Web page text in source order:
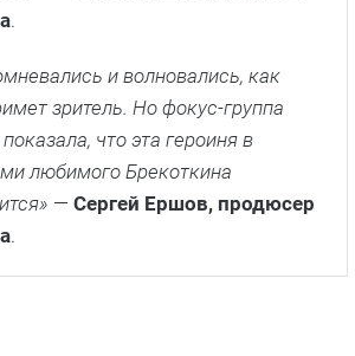
.
и волновались, как
зритель. Но фокус-группа
что эта героиня в
любимого Брекоткина
— Сергей Ершов, продюсер
.